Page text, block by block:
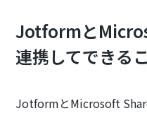
Jotformと
連携してできる
JotformとMicrosoft